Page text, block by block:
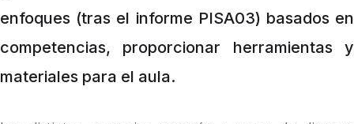
enfoques (tras el informe PISA03) basados en
competencias, proporcionar herramientas y
materiales para el aula.